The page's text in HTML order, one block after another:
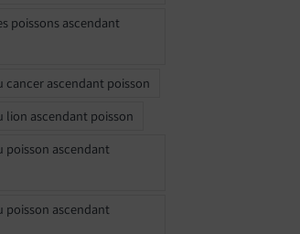
poissons ascendant
cancer ascendant poisson
lion ascendant poisson
poisson ascendant
poisson ascendant